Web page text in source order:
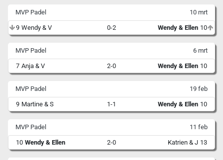
MVP Padel 10 mrt
9 Wendy & V 0-2 Wendy & Ellen 10
MVP Padel 6 mrt
7 Anja & V 2-0 Wendy & Ellen 10
MVP Padel 19 feb
9 Martine & S 1-1 Wendy & Ellen 10
MVP Padel 11 feb
10 Wendy & Ellen 2-0 Katrien & J 13